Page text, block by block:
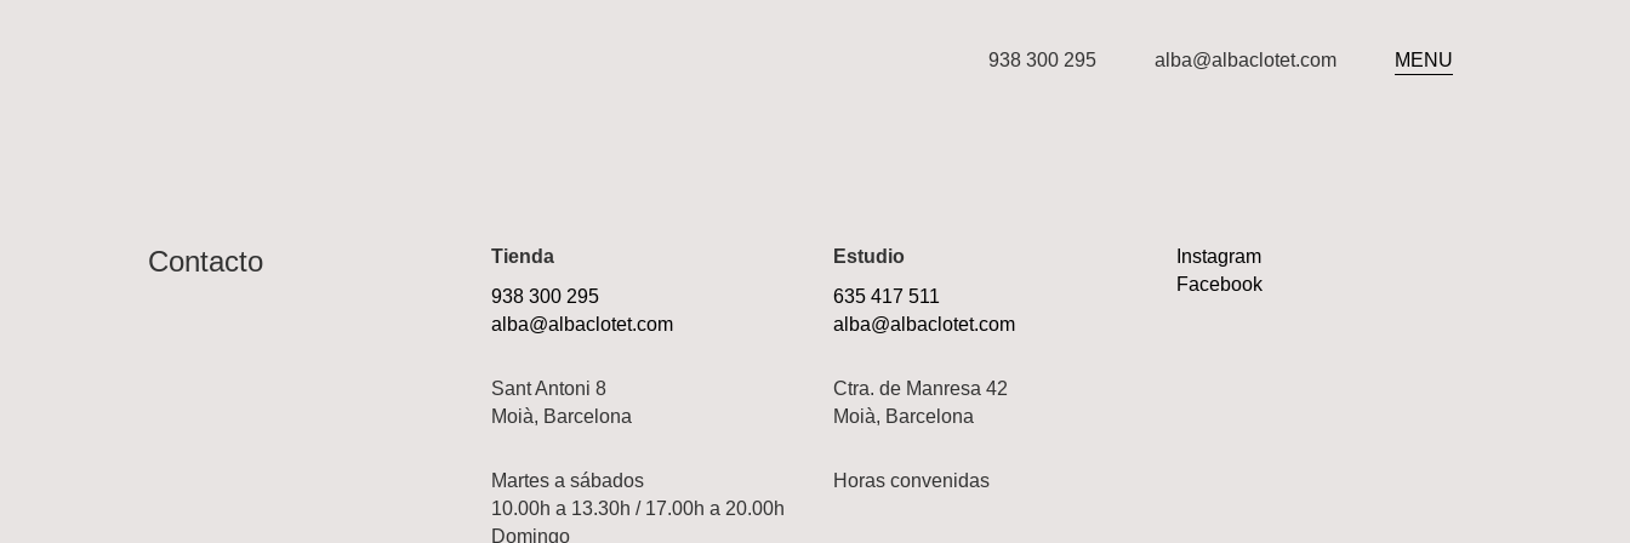
938 300 295 alba@albaclotet.com MENU
Contacto
Tienda
938 300 295
alba@albaclotet.com
Sant Antoni 8
Moià, Barcelona
Martes a sábados
10.00h a 13.30h / 17.00h a 20.00h
Domingo
Estudio
635 417 511
alba@albaclotet.com
Ctra. de Manresa 42
Moià, Barcelona
Horas convenidas
Instagram
Facebook